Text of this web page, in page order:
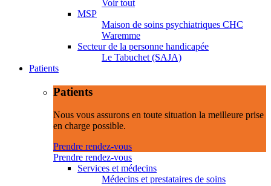
Voir tout
MSP
Maison de soins psychiatriques CHC
Waremme
Secteur de la personne handicapée
Le Tabuchet (SAJA)
Patients
Patients
Nous vous assurons en toute situation la meilleure prise
en charge possible.
Prendre rendez-vous
Prendre rendez-vous
Services et médecins
Médecins et prestataires de soins